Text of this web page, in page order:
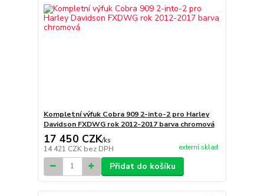
Kompletní výfuk Cobra 909 2-into-2 pro Harley
Davidson FXDWG rok 2012-2017 barva chromová
17 450 CZK/ks
14 421 CZK bez DPH externí sklad
Přidat do košíku